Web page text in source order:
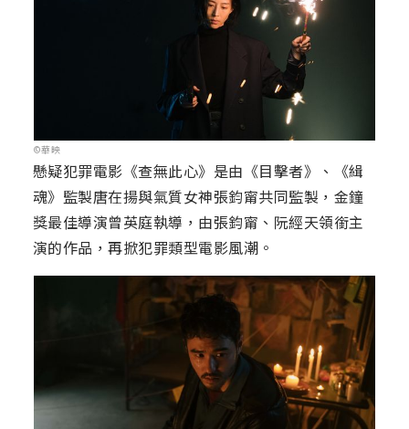
©華映
懸疑犯罪電影《查無此心》是由《目擊者》、《緝
魂》監製唐在揚與氣質女神張鈞甯共同監製，金鐘
獎最佳導演曾英庭執導，由張鈞甯、阮經天領銜主
演的作品，再掀犯罪類型電影風潮。